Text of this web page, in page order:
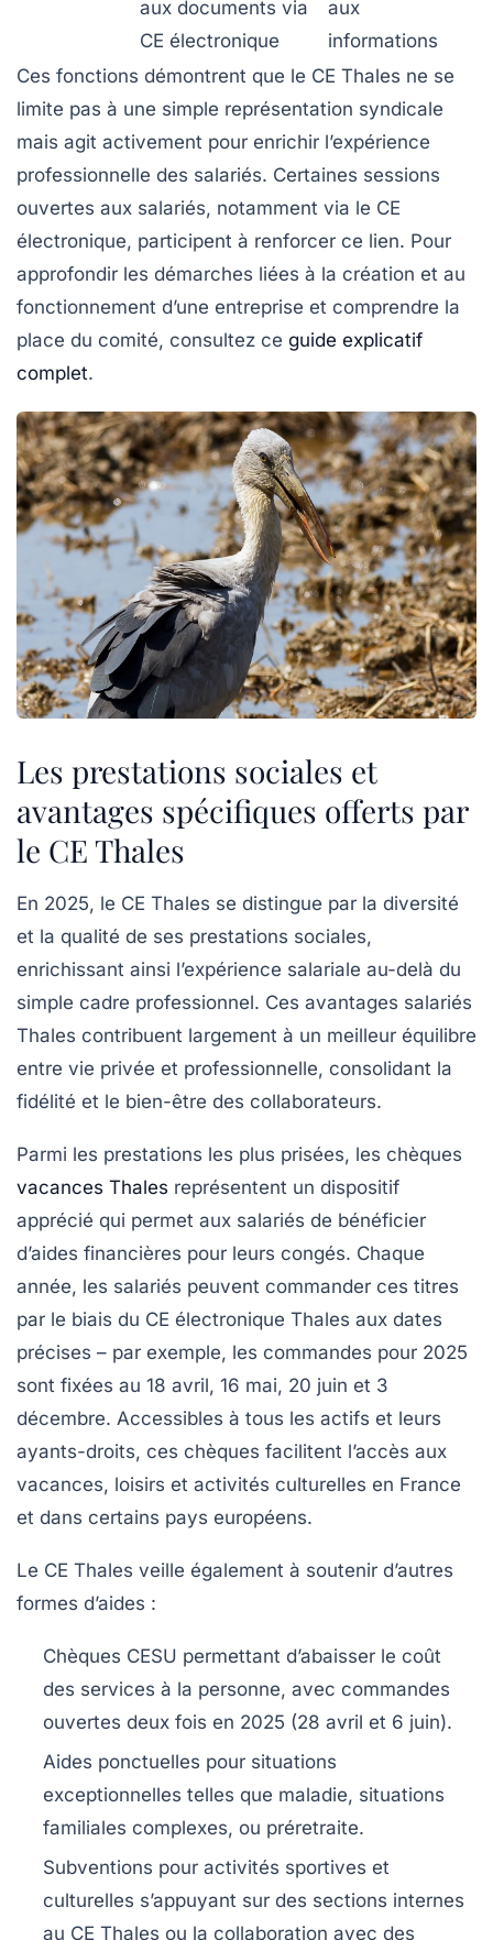
aux documents via
CE électronique
aux
informations
Ces fonctions démontrent que le CE Thales ne se
limite pas à une simple représentation syndicale
mais agit activement pour enrichir l’expérience
professionnelle des salariés. Certaines sessions
ouvertes aux salariés, notamment via le CE
électronique, participent à renforcer ce lien. Pour
approfondir les démarches liées à la création et au
fonctionnement d’une entreprise et comprendre la
place du comité, consultez ce guide explicatif
complet.
Les prestations sociales et
avantages spécifiques offerts par
le CE Thales
En 2025, le CE Thales se distingue par la diversité
et la qualité de ses prestations sociales,
enrichissant ainsi l’expérience salariale au-delà du
simple cadre professionnel. Ces avantages salariés
Thales contribuent largement à un meilleur équilibre
entre vie privée et professionnelle, consolidant la
fidélité et le bien-être des collaborateurs.
Parmi les prestations les plus prisées, les chèques
vacances Thales représentent un dispositif
apprécié qui permet aux salariés de bénéficier
d’aides financières pour leurs congés. Chaque
année, les salariés peuvent commander ces titres
par le biais du CE électronique Thales aux dates
précises – par exemple, les commandes pour 2025
sont fixées au 18 avril, 16 mai, 20 juin et 3
décembre. Accessibles à tous les actifs et leurs
ayants-droits, ces chèques facilitent l’accès aux
vacances, loisirs et activités culturelles en France
et dans certains pays européens.
Le CE Thales veille également à soutenir d’autres
formes d’aides :
Chèques CESU permettant d’abaisser le coût
des services à la personne, avec commandes
ouvertes deux fois en 2025 (28 avril et 6 juin).
Aides ponctuelles pour situations
exceptionnelles telles que maladie, situations
familiales complexes, ou préretraite.
Subventions pour activités sportives et
culturelles s’appuyant sur des sections internes
au CE Thales ou la collaboration avec des